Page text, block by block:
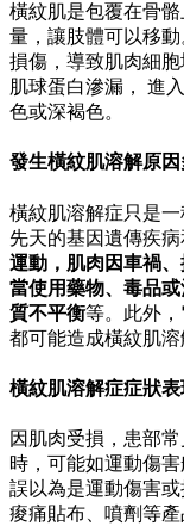
橫紋肌是包覆在骨
量，讓肢體可以移
損傷，導致肌肉細
肌球蛋白滲漏， 進
色或深褐色。
發生橫紋肌溶解原因
橫紋肌溶解症只是
先天的基因遺傳疾
運動，肌肉因車禍
當使用藥物、毒品
質不平衡等。此外，
都可能造成橫紋肌溶
橫紋肌溶解症症狀表
因肌肉受損，患部常
時，可能如運動傷
誤以為是運動傷害
痠痛貼布、噴劑等產